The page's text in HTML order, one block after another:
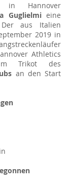
in Hannover
Guglielmieine
Der aus Italien
2019 in
Athletics
Trikot des
an den Start